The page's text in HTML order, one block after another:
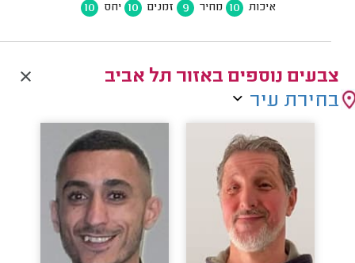
איכות 10 מחיר 9 זמנים 10 יחס 10
צבעים נוספים באזור תל אביב
בחירת עיר